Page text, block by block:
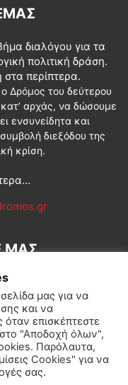
διαλόγου για τα
πολιτική δράση.
περίπτερα.
ο Δρόμος του δεύτερου
αρχάς, να δώσουμε
ενσυνείδητα και
διεξόδου της
κρίση.
ΜΑΣ
Διεθνή Κοινωνία
μας για να
και να
όταν επισκέπτεστε
"Αποδοχή όλων",
Παρόλαυτα,
Cookies" για να
σας.